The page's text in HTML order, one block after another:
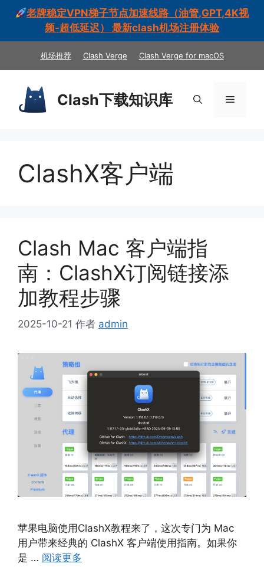
老牌稳定VPN梯子节点加速线路（油管,GPT,4K视
频-超低延迟） 最新clash机场注册体验
机场推荐 Clash Verge Clash Verge for macOS
Clash下载知识库 菜
ClashX客户端
Clash Mac 客户端指
南：ClashX订阅链接添
加教程步骤
2025-10-21 作者 admin
苹果电脑使用ClashX教程来了，这次专门为 Mac
用户带来经典的 ClashX 客户端使用指南。如果你
是 … 阅读更多